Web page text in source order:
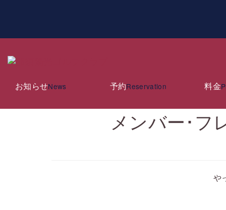
お知らせNews 予約Reservation 料金
お知らせ
メンバー･フ
や